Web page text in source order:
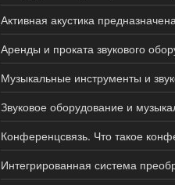
Активная акустика
Аренды и проката звукового
Музыкальные инструменты и
Звуковое оборудование и
Конференцсвязь. Что такое
Интегрированная система